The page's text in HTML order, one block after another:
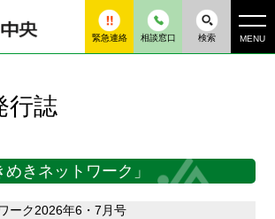
緊急連絡 相談窓口 検索 MENU
行誌
きネットワーク」
ーク2026年6・7月号